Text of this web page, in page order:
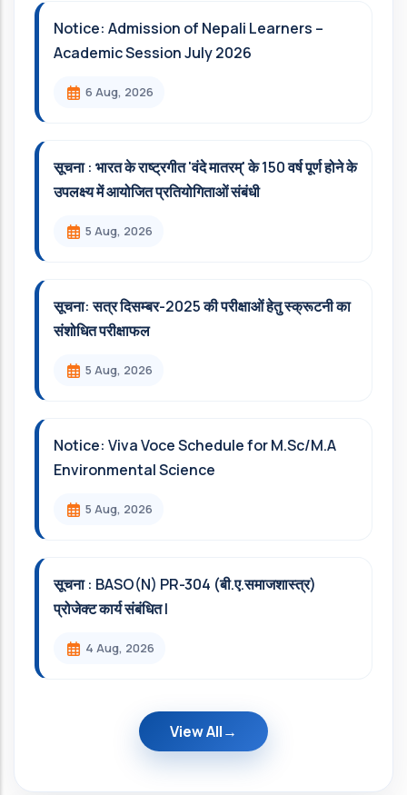
Notice: Admission of Nepali Learners –
Academic Session July 2026
6 Aug, 2026
सूचना : भारत के राष्ट्रगीत 'वंदे मातरम्' के 150 वर्ष पूर्ण होने के
उपलक्ष्य में आयोजित प्रतियोगिताओं संबंधी
5 Aug, 2026
सूचना: सत्र दिसम्‍बर-2025 की परीक्षाओं हेतु स्क्रूटनी का
संशोधित परीक्षाफल
5 Aug, 2026
Notice: Viva Voce Schedule for M.Sc/M.A
Environmental Science
5 Aug, 2026
सूचना : BASO(N) PR-304 (बी.ए.समाजशास्त्र)
प्रोजेक्ट कार्य संबंधित l
4 Aug, 2026
View All